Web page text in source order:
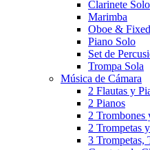
Clarinete Solo
Marimba
Oboe &
Piano Solo
Set de
Trompa Sola
Música de Cámara
2 Flautas y
2 Pianos
2 Trombones
2 Trompetas
3 Trompetas,